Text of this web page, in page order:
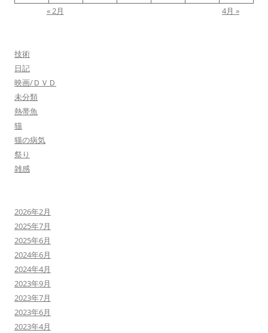
« 2月
4月 »
技術
日記
映画/ＤＶＤ
未分類
熱帯魚
猫
猫の病気
祭り
雑感
2026年2月
2025年7月
2025年6月
2024年6月
2024年4月
2023年9月
2023年7月
2023年6月
2023年4月